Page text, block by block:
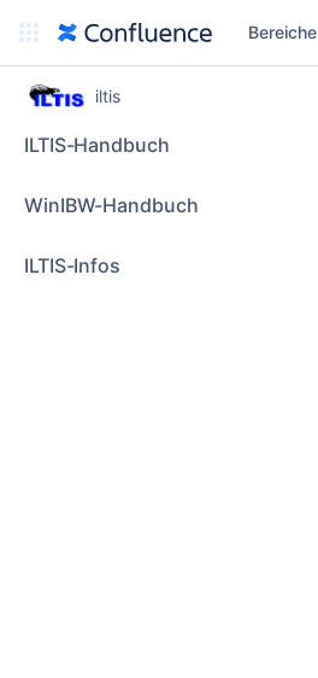
Bereiche
iltis
ILTIS-Handbuch
WinIBW-Handbuch
ILTIS-Infos